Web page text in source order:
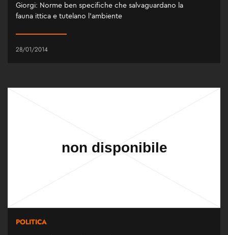
Giorgi: Norme ben specifiche che salvaguardano la
fauna ittica e tutelano l’ambiente
28/01/2014
POLITICA